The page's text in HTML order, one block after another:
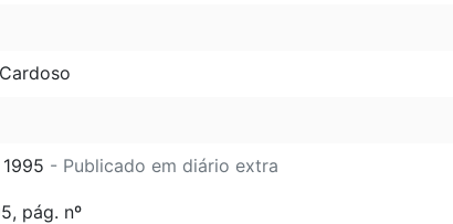
- Publicado em diário extra
pág. nº